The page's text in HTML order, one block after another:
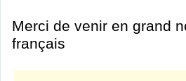
Merci de venir en grand
français